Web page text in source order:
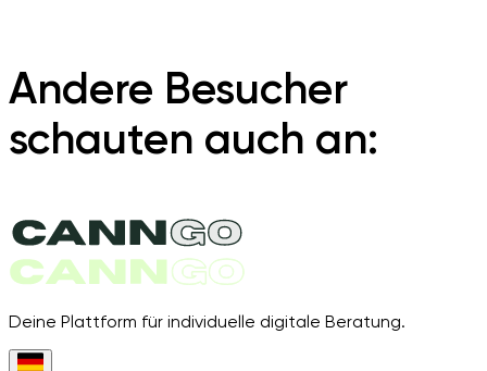
Andere Besucher
schauten auch an:
Deine Plattform für individuelle digitale Beratung.